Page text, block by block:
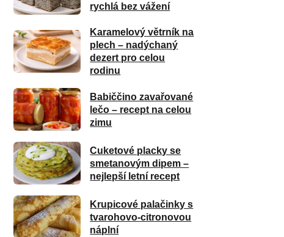
rychlá bez vážení
Karamelový větrník na
plech – nadýchaný
dezert pro celou
rodinu
Babiččino zavařované
lečo – recept na celou
zimu
Cuketové placky se
smetanovým dipem –
nejlepší letní recept
Krupicové palačinky s
tvarohovo-citronovou
náplní